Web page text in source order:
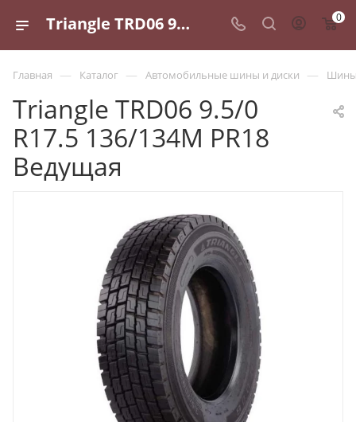
Triangle TRD06 9.5/0 R17.5 136/134M PR18 Ведущая - купить в Санкт-Петербурге по выгодной цене 0
Главная — Каталог — Автомобильные шины и диски — Шины
Triangle TRD06 9.5/0
R17.5 136/134M PR18
Ведущая